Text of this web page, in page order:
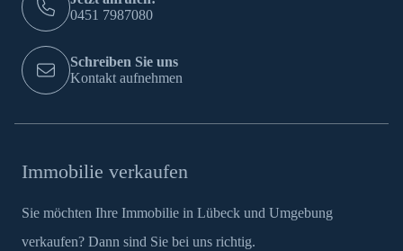
0451 7987080
Schreiben Sie uns
Kontakt aufnehmen
Immobilie verkaufen
Sie möchten Ihre Immobilie in Lübeck und Umgebung
verkaufen? Dann sind Sie bei uns richtig.